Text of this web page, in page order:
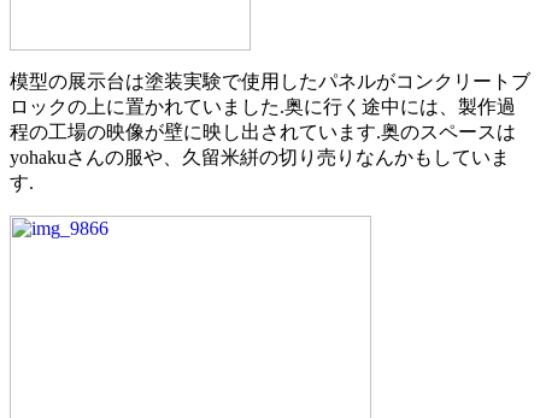
模型の展示台は塗装実験で使用したパネルがコンクリートブ
ロックの上に置かれていました.奥に行く途中には、製作過
程の工場の映像が壁に映し出されています.奥のスペースは
yohakuさんの服や、久留米絣の切り売りなんかもしていま
す.